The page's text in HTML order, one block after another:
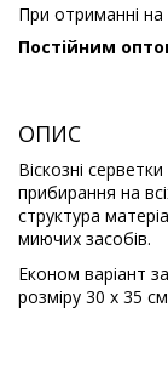
При отриманні
Постійним
ОПИС
Віскозні
прибирання на
структура
миючих засобів.
Економ варіант
розміру 30 х 35 см